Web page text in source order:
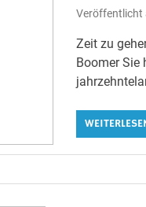
Veröffentlicht
Zeit zu
Boomer Sie